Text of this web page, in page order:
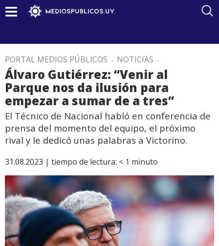
PORTAL MEDIOS PÚBLICOS . NOTICIAS .
Álvaro Gutiérrez: “Venir al
Parque nos da ilusión para
empezar a sumar de a tres”
El Técnico de Nacional habló en conferencia de
prensa del momento del equipo, el próximo
rival y le dedicó unas palabras a Victorino.
31.08.2023 | tiempo de lectura: < 1 minuto